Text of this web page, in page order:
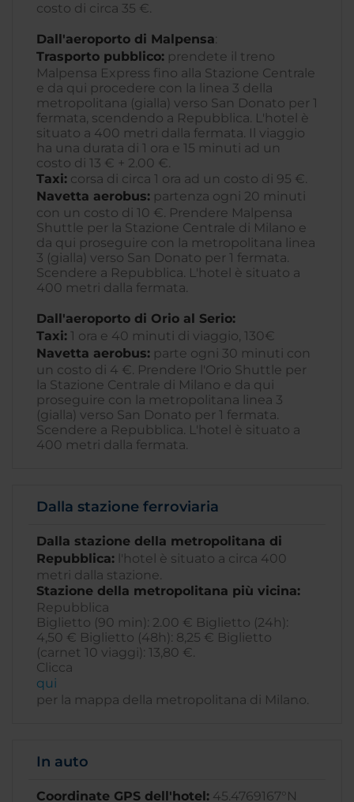
costo di circa 35 €.
Dall'aeroporto di Malpensa:
Trasporto pubblico: prendete il treno
Malpensa Express fino alla Stazione Centrale
e da qui procedere con la linea 3 della
metropolitana (gialla) verso San Donato per 1
fermata, scendendo a Repubblica. L'hotel è
situato a 400 metri dalla fermata. Il viaggio
ha una durata di 1 ora e 15 minuti ad un
costo di 13 € + 2.00 €.
Taxi: corsa di circa 1 ora ad un costo di 95 €.
Navetta aerobus: partenza ogni 20 minuti
con un costo di 10 €. Prendere Malpensa
Shuttle per la Stazione Centrale di Milano e
da qui proseguire con la metropolitana linea
3 (gialla) verso San Donato per 1 fermata.
Scendere a Repubblica. L'hotel è situato a
400 metri dalla fermata.
Dall'aeroporto di Orio al Serio:
Taxi: 1 ora e 40 minuti di viaggio, 130€
Navetta aerobus: parte ogni 30 minuti con
un costo di 4 €. Prendere l'Orio Shuttle per
la Stazione Centrale di Milano e da qui
proseguire con la metropolitana linea 3
(gialla) verso San Donato per 1 fermata.
Scendere a Repubblica. L'hotel è situato a
400 metri dalla fermata.
Dalla stazione ferroviaria
Dalla stazione della metropolitana di
Repubblica: l'hotel è situato a circa 400
metri dalla stazione.
Stazione della metropolitana più vicina:
Repubblica
Biglietto (90 min): 2.00 € Biglietto (24h):
4,50 € Biglietto (48h): 8,25 € Biglietto
(carnet 10 viaggi): 13,80 €.
Clicca
qui
per la mappa della metropolitana di Milano.
In auto
Coordinate GPS dell'hotel: 45.4769167°N